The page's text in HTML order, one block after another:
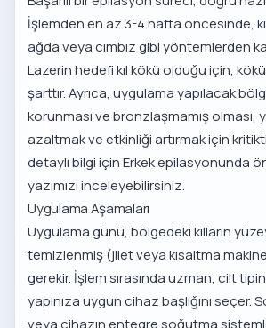
İşlemden en az 3-4 hafta öncesinde,
ağda veya cımbız gibi yöntemlerden
Lazerin hedefi kıl kökü olduğu için,
şarttır. Ayrıca, uygulama yapılacak
korunması ve bronzlaşmamış olması,
azaltmak ve etkinliği artırmak için
detaylı bilgi içinErkek epilasyonunda
yazımızı inceleyebilirsiniz.
Uygulama Aşamaları
Uygulama günü, bölgedeki kılların
temizlenmiş (jilet veya kısaltma
gerekir. İşlem sırasında uzman, cilt
yapınıza uygun cihaz başlığını seçer.
veya cihazın entegre soğutma